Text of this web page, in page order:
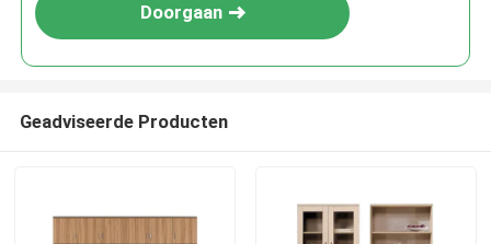
Doorgaan
Geadviseerde Producten